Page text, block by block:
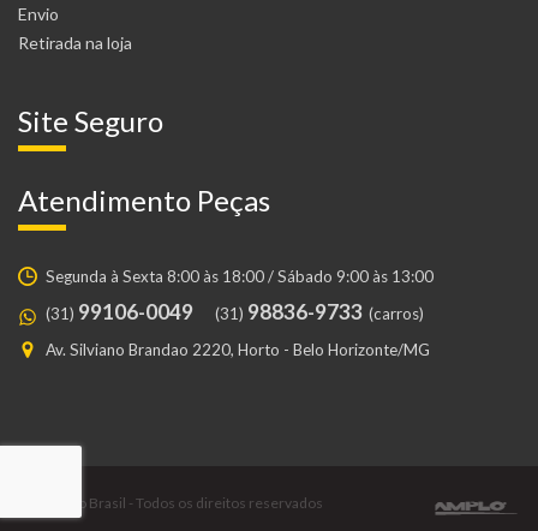
Envio
Retirada na loja
Site Seguro
Atendimento Peças
Segunda à Sexta 8:00 às 18:00 / Sábado 9:00 às 13:00
(31) 99106-0049 (31) 98836-9733 (carros)
Av. Silviano Brandao 2220, Horto - Belo Horizonte/MG
© Gustavo Brasil - Todos os direitos reservados